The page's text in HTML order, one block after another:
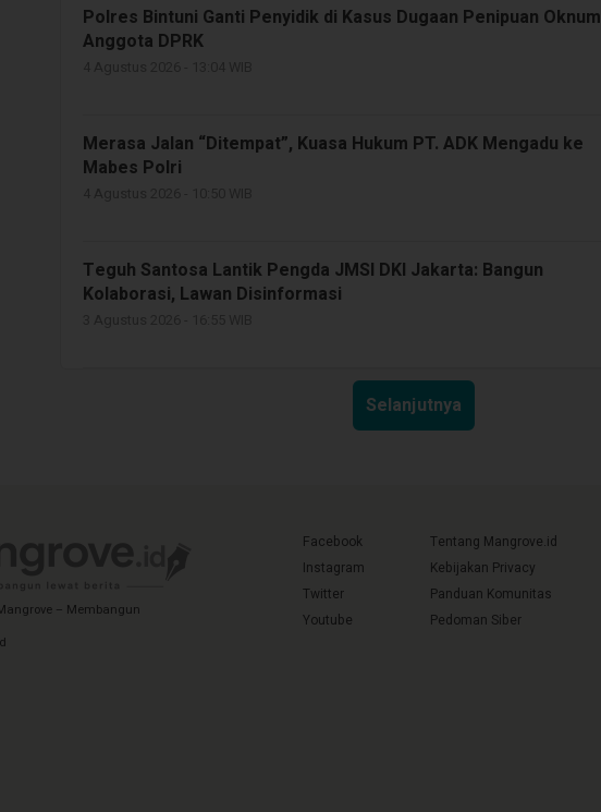
Polres Bintuni Ganti Penyidik di Kasus Dugaan Penipuan Oknum
Anggota DPRK
Merasa Jalan “Ditempat”, Kuasa Hukum PT. ADK Mengadu ke
Mabes Polri
Teguh Santosa Lantik Pengda JMSI DKI Jakarta: Bangun
Kolaborasi, Lawan Disinformasi
Selanjutnya
– Membangun
Facebook
Instagram
Twitter
Youtube
Tentang Mangrove.id
Kebijakan Privacy
Panduan Komunitas
Pedoman Siber